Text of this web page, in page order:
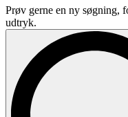
Prøv gerne en ny søgning,
udtryk.